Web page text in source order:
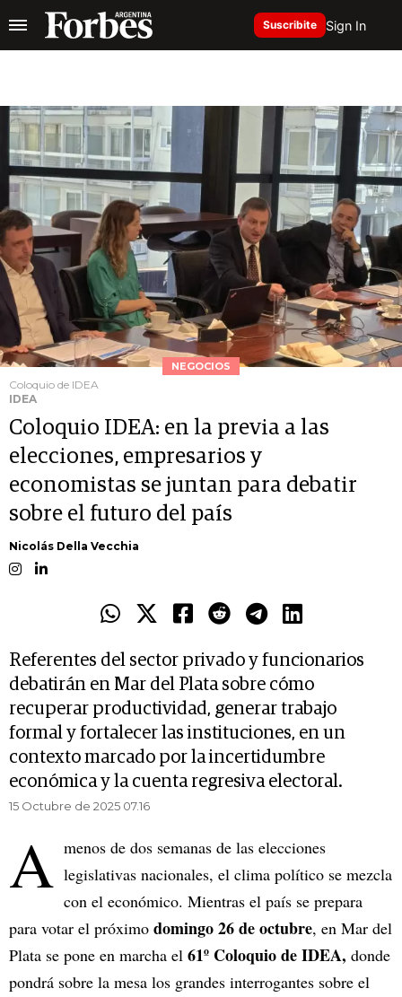
Suscribite Sign In
NEGOCIOS
Coloquio de IDEA
IDEA
Coloquio IDEA: en la previa a las
elecciones, empresarios y
economistas se juntan para debatir
sobre el futuro del país
Nicolás Della Vecchia
Referentes del sector privado y funcionarios
debatirán en Mar del Plata sobre cómo
recuperar productividad, generar trabajo
formal y fortalecer las instituciones, en un
contexto marcado por la incertidumbre
económica y la cuenta regresiva electoral.
15 Octubre de 2025 07.16
A menos de dos semanas de las elecciones
legislativas nacionales, el clima político se mezcla
con el económico. Mientras el país se prepara
para votar el próximo domingo 26 de octubre, en Mar del
Plata se pone en marcha el 61º Coloquio de IDEA, donde
pondrá sobre la mesa los grandes interrogantes sobre el